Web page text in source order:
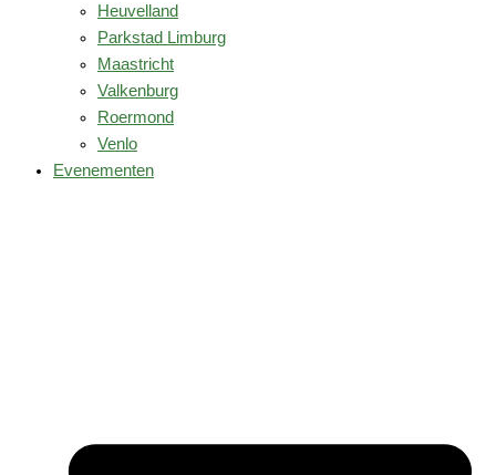
Heuvelland
Parkstad Limburg
Maastricht
Valkenburg
Roermond
Venlo
Evenementen